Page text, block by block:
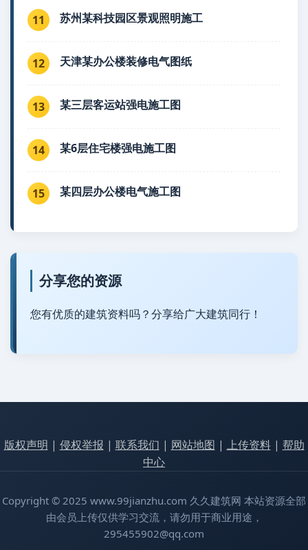
11 苏州某科技园区景观照明施工
12 天津某办公楼装修电气图纸
13 某三层客运站强电施工图
14 某6层住宅楼强电施工图
15 某四层办公楼电气施工图
分享您的资源
您有优质的建筑资料吗？分享给广大建筑同行！
版权声明 | 侵权举报 | 联系我们 | 网站地图 | 上传资料| 帮助
中心
Copyright © 2025 www.99jianzhu.com 久久建筑网 本站资源全部
由会员上传仅供学习交流，请勿用于商业用途，
295455902@qq.com